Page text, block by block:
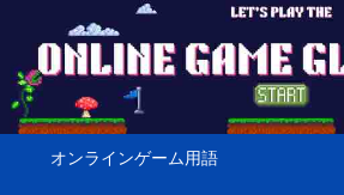
オンラインゲーム用語